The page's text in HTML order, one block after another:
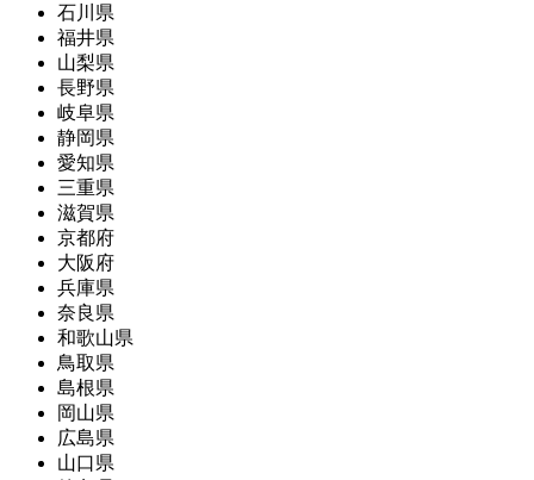
石川県
福井県
山梨県
長野県
岐阜県
静岡県
愛知県
三重県
滋賀県
京都府
大阪府
兵庫県
奈良県
和歌山県
鳥取県
島根県
岡山県
広島県
山口県